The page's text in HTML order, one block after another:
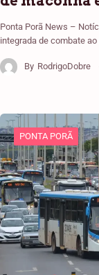
Ponta Porã News –
integrada de combate
By RodrigoDobre
PONTA PORÃ